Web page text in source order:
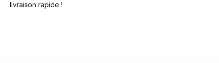
livraison rapide !